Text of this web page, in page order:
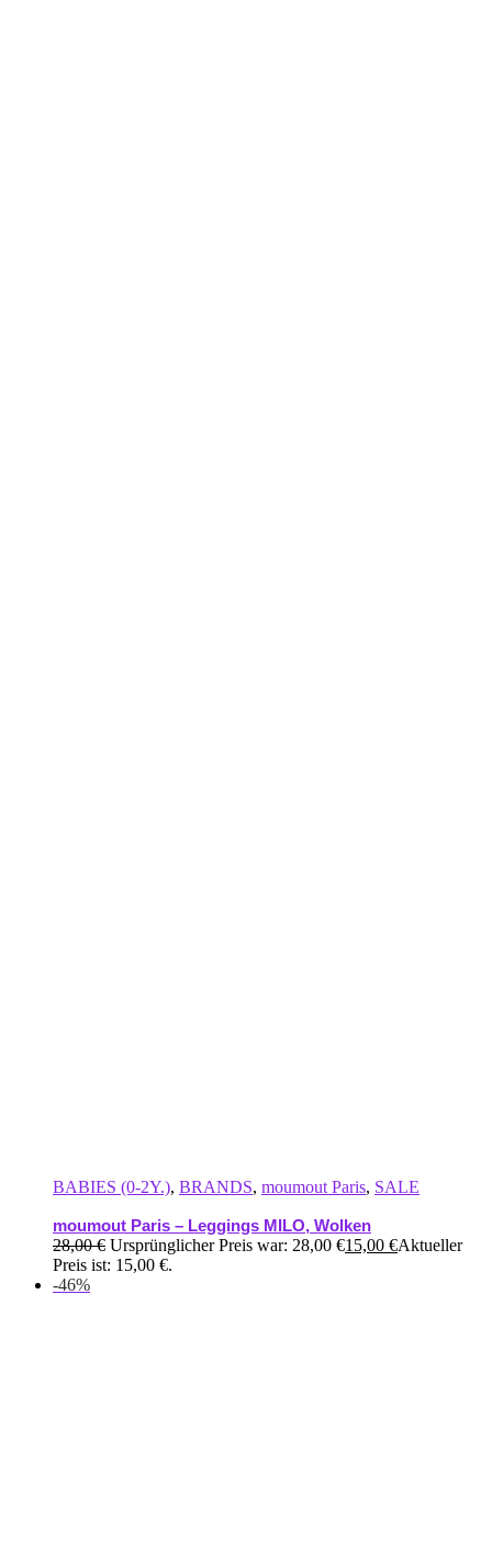
BABIES (0-2Y.), BRANDS, moumout Paris, SALE
moumout Paris – Leggings MILO, Wolken
28,00€ Ursprünglicher Preis war: 28,00 €15,00 €Aktueller
Preis ist: 15,00 €.
-46%